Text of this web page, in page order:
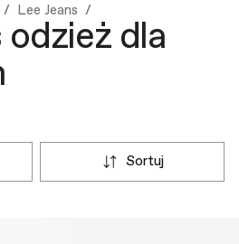
Lee Jeans
odzież dla
sortuj